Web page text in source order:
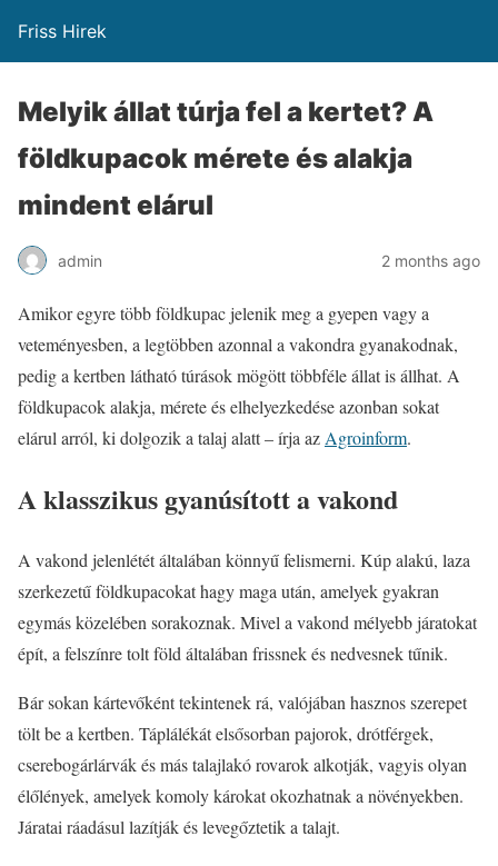
Friss Hirek
Melyik állat túrja fel a kertet? A
földkupacok mérete és alakja
mindent elárul
admin 2 months ago
Amikor egyre több földkupac jelenik meg a gyepen vagy a
veteményesben, a legtöbben azonnal a vakondra gyanakodnak,
pedig a kertben látható túrások mögött többféle állat is állhat. A
földkupacok alakja, mérete és elhelyezkedése azonban sokat
elárul arról, ki dolgozik a talaj alatt – írja az Agroinform.
A klasszikus gyanúsított a vakond
A vakond jelenlétét általában könnyű felismerni. Kúp alakú, laza
szerkezetű földkupacokat hagy maga után, amelyek gyakran
egymás közelében sorakoznak. Mivel a vakond mélyebb járatokat
épít, a felszínre tolt föld általában frissnek és nedvesnek tűnik.
Bár sokan kártevőként tekintenek rá, valójában hasznos szerepet
tölt be a kertben. Táplálékát elsősorban pajorok, drótférgek,
cserebogárlárvák és más talajlakó rovarok alkotják, vagyis olyan
élőlények, amelyek komoly károkat okozhatnak a növényekben.
Járatai ráadásul lazítják és levegőztetik a talajt.